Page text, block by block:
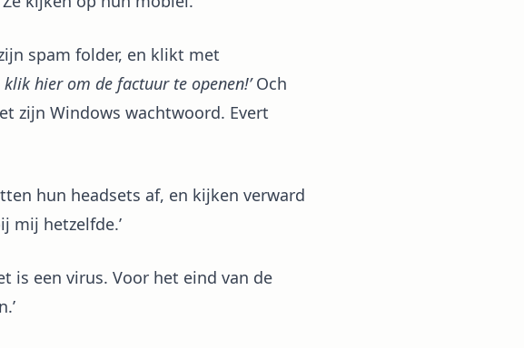
spam folder, en klikt met
klik hier om de factuur te openen!’Och
zijn Windows wachtwoord. Evert
hun headsets af, en kijken verward
mij hetzelfde.’
is een virus. Voor het eind van de